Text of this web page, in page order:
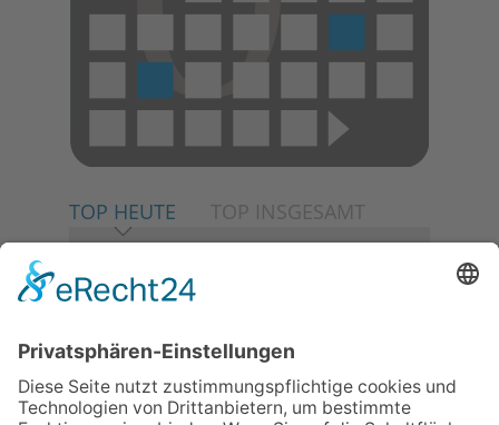
TOP HEUTE TOP INSGESAMT
06.08.2026
Baustellenführung führt auch in
die Zukunft der Stadt
Königstein